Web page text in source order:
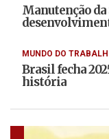
Manutenção da
MUNDO DO
Brasil fecha
história